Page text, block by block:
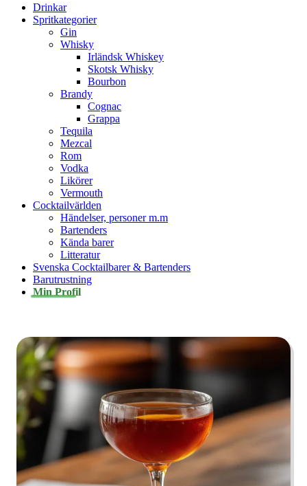
Drinkar
Spritkategorier
Gin
Whisky
Irländsk Whiskey
Skotsk Whisky
Bourbon
Brandy
Cognac
Grappa
Tequila
Mezcal
Rom
Vodka
Likörer
Vermouth
Cocktailvärlden
Händelser, personer m.m
Bartenders
Kända barer
Litteratur
Svenska Cocktailbarer & Bartenders
Barutrustning
Min Profil